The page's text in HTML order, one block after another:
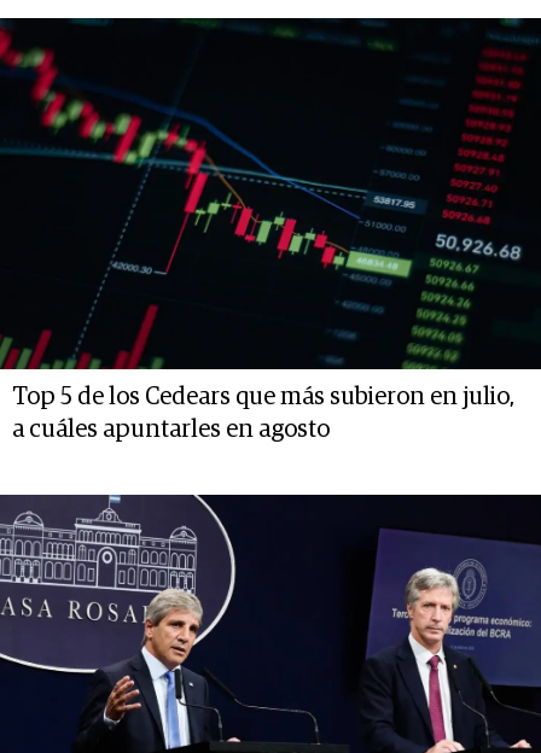
Top 5 de los Cedears que más subieron en julio,
a cuáles apuntarles en agosto